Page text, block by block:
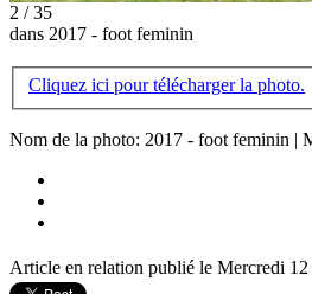
2 / 35
dans 2017 - foot feminin
Cliquez ici pour télécharger la photo.
Nom de la photo: 2017 - foot feminin |
Article en relation publié le Mercredi